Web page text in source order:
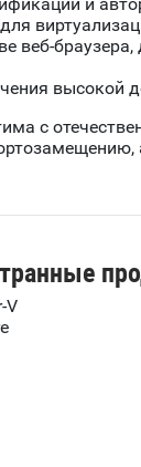
веб-
высокой
с
V